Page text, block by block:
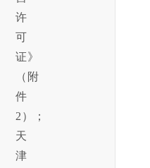
许
可
证》
（附
件
2）；
天
津